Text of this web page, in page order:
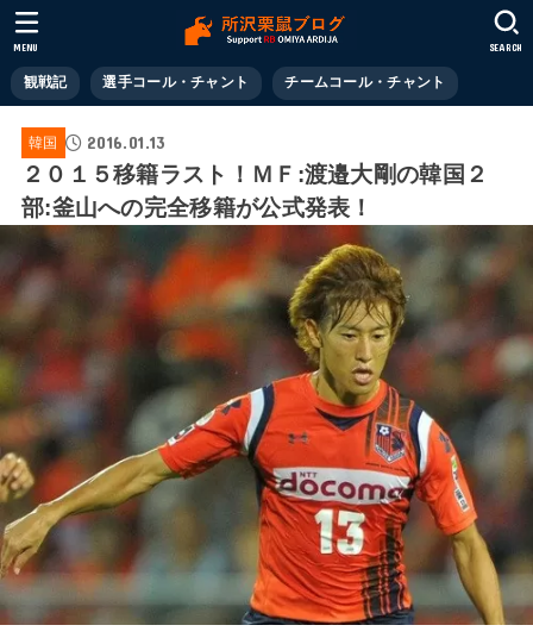
観戦記 選手コール・チャント チームコール・チャント
SEARCH
MENU
韓国 2016.01.13
２０１５移籍ラスト！ＭＦ:渡邉大剛の韓国２
部:釜山への完全移籍が公式発表！